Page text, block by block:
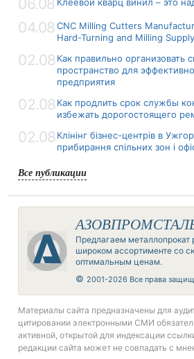
06.08
04.08 CNC Milling Cutters
Hard-Turning and Milling Supply
02.08 Как правильно организовать
пространство для
предприятия
02.08 Как продлить срок службы
избежать дорогостоящего
02.08 Клінінг бізнес-центрів в
прибирання спільних зон і
Все публикации
Предлагаем металлопрокат
широком ассортименте со
оптимальным ценам.
© 2001-2026 Все права
Материалы сайта предназначены для
цитировании электронными СМИ
активной, открытой для индексации
редакции сайта может не совпадать с